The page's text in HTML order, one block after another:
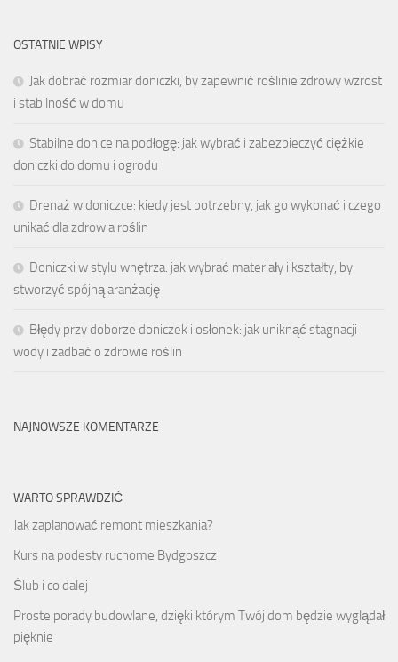
OSTATNIE WPISY
Jak dobrać rozmiar doniczki, by zapewnić roślinie zdrowy wzrost
i stabilność w domu
Stabilne donice na podłogę: jak wybrać i zabezpieczyć ciężkie
doniczki do domu i ogrodu
Drenaż w doniczce: kiedy jest potrzebny, jak go wykonać i czego
unikać dla zdrowia roślin
Doniczki w stylu wnętrza: jak wybrać materiały i kształty, by
stworzyć spójną aranżację
Błędy przy doborze doniczek i osłonek: jak uniknąć stagnacji
wody i zadbać o zdrowie roślin
NAJNOWSZE KOMENTARZE
WARTO SPRAWDZIĆ
Jak zaplanować remont mieszkania?
Kurs na podesty ruchome Bydgoszcz
Ślub i co dalej
Proste porady budowlane, dzięki którym Twój dom będzie wyglądał
pięknie